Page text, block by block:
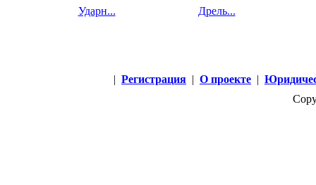
Ударн... Дрель...
| Регистрация | О проекте |